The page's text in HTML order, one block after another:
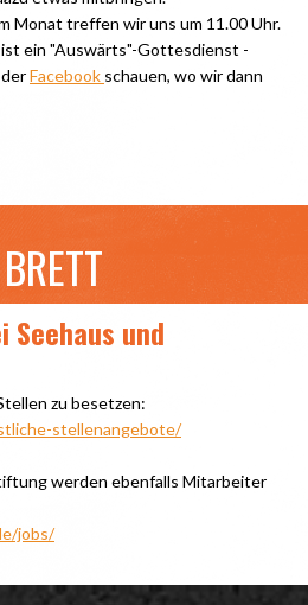
Monat treffen wir uns um 11.00 Uhr.
ist ein "Auswärts"-Gottesdienst -
Facebook schauen, wo wir dann
Seehaus und
zu besetzen:
stellenangebote/
werden ebenfalls Mitarbeiter
jobs/